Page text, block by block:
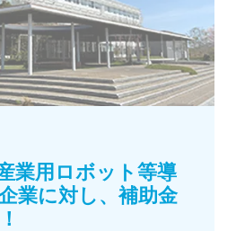
業用ロボット等導
業に対し、補助金